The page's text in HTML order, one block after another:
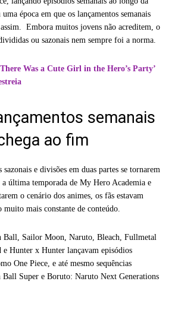
época em que os lançamentos semanais
Embora muitos jovens não acreditem, o
ou sazonais nem sempre foi a norma.
Was a Cute Girl in the Hero’s Party’
semanais
ao fim
e divisões em duas partes se tornarem
a última temporada de My Hero Academia e
o cenário dos animes, os fãs estavam
muito mais constante de conteúdo.
Ball, Sailor Moon, Naruto, Bleach, Fullmetal
Hunter x Hunter lançavam episódios
One Piece, e até mesmo sequências
Ball Super e Boruto: Naruto Next Generations